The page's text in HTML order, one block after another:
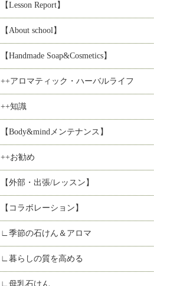
【Lesson Report】
【About school】
【Handmade Soap&Cosmetics】
++アロマティック・ハーバルライフ
++知識
【Body&mindメンテナンス】
++お勧め
【外部・出張/レッスン】
【コラボレーション】
∟季節の石けん＆アロマ
∟暮らしの質を高める
∟母乳石けん